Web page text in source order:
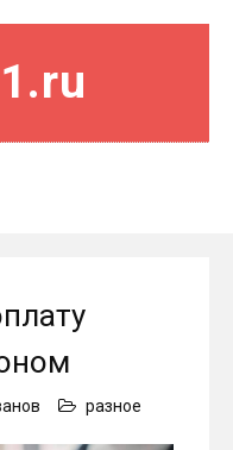
разное